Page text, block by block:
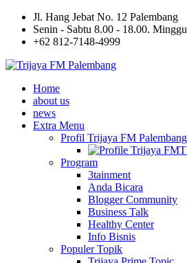
Jl. Hang Jebat No. 12 Palembang
Senin - Sabtu 8.00 - 18.00.
+62 812-7148-4999
Home
about us
news
Extra Menu
Profil Trijaya FM Palembang
Program
3tainment
Anda Bicara
Blogger Community
Business Talk
Healthy Center
Info Bisnis
Populer Topik